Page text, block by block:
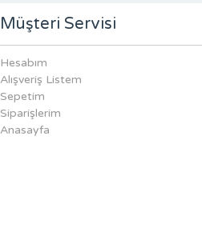
Müşteri Servisi
Hesabım
Alışveriş Listem
Sepetim
Siparişlerim
Anasayfa